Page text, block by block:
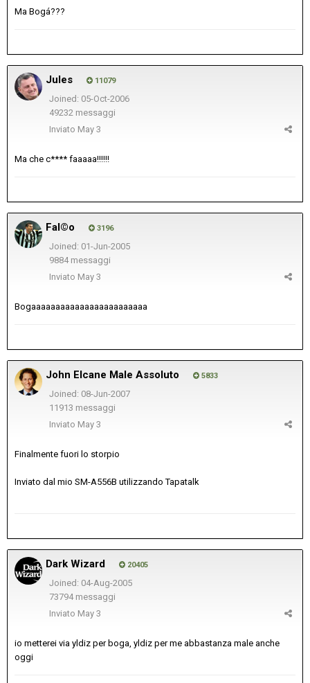
Ma Bogá???
Jules 11079
Joined: 05-Oct-2006
49232 messaggi
Inviato May 3
Ma che c**** faaaaa!!!!!!
Fal©o 3196
Joined: 01-Jun-2005
9884 messaggi
Inviato May 3
Bogaaaaaaaaaaaaaaaaaaaaaaaa
John Elcane Male Assoluto 5833
Joined: 08-Jun-2007
11913 messaggi
Inviato May 3
Finalmente fuori lo storpio
Inviato dal mio SM-A556B utilizzando Tapatalk
Dark Wizard 20405
Joined: 04-Aug-2005
73794 messaggi
Inviato May 3
io metterei via yldiz per boga, yldiz per me abbastanza male anche
oggi